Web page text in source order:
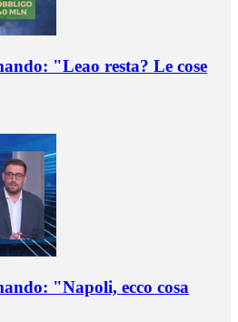
"Leao resta? Le cose
"Napoli, ecco cosa